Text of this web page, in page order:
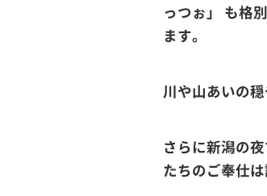
っつぉ」 も格
ます。
川や山あいの
さらに新潟の
たちのご奉仕